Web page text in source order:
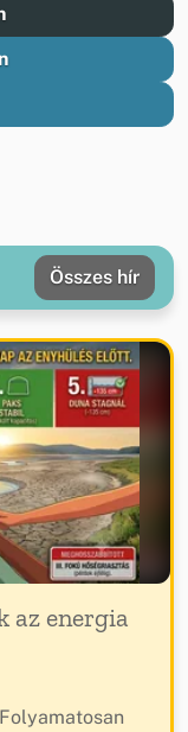
Összes hír
az energia